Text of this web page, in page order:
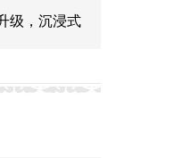
级，沉浸式
投筹谋特色
中送炭”布